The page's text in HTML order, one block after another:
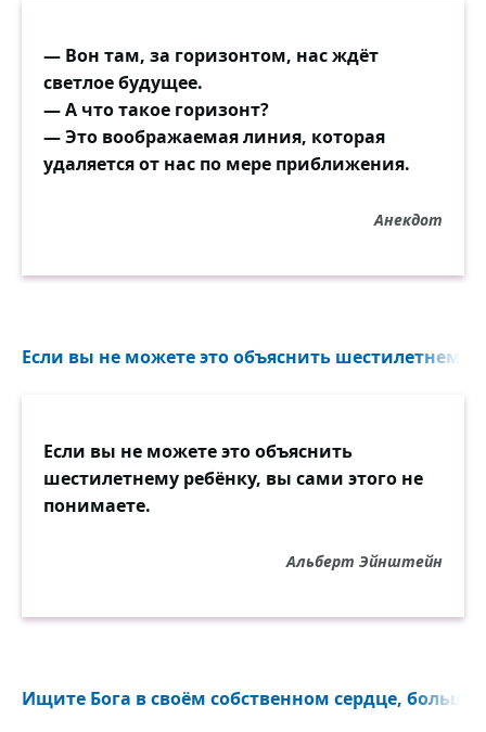
— Вон там, за горизонтом, нас ждёт
светлое будущее.
— А что такое горизонт?
— Это воображаемая линия, которая
удаляется от нас по мере приближения.
Анекдот
Если вы не можете это объяснить шестилетнему
Если вы не можете это объяснить
шестилетнему ребёнку, вы сами этого не
понимаете.
Альберт Эйнштейн
Ищите Бога в своём собственном сердце, больше